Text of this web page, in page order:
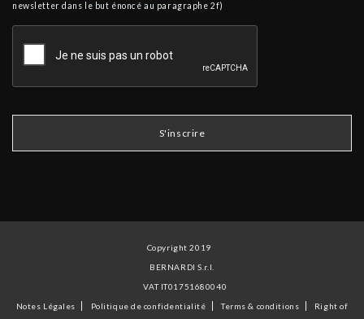
newsletter dans le but énoncé au paragraphe 2f)
Copyright 2019
BERNARDI S.r.l.
VAT IT01751680040
Notes Légales
Politique de confidentialité Terms & conditions Right of